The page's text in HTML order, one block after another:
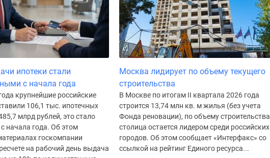
ипотеки стали
с начала года
крупнейшие российские
106,1 тыс. ипотечных
млрд рублей, это стало
начала года. Об этом
госкомпании
на рабочий день выдача
Москва лидирует по объему текущего
строительства
В Москве по итогам II квартала 2026 года
строится 13,74 млн кв. м жилья (без учета
Фонда реновации), по объему строительства
столица остается лидером среди российских
городов. Об этом сообщает «Интерфакс» со
ссылкой на рейтинг Единого ресурса...